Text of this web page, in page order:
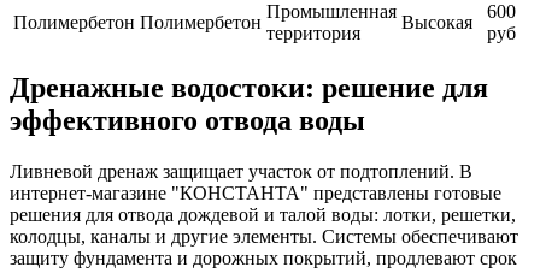
Полимербетон Полимербетон
Промышленная
территория
Высокая
600
руб
Дренажные водостоки: решение для
эффективного отвода воды
Ливневой дренаж защищает участок от подтоплений. В
интернет-магазине "КОНСТАНТА" представлены готовые
решения для отвода дождевой и талой воды: лотки, решетки,
колодцы, каналы и другие элементы. Системы обеспечивают
защиту фундамента и дорожных покрытий, продлевают срок